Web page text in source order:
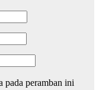
pada peramban ini